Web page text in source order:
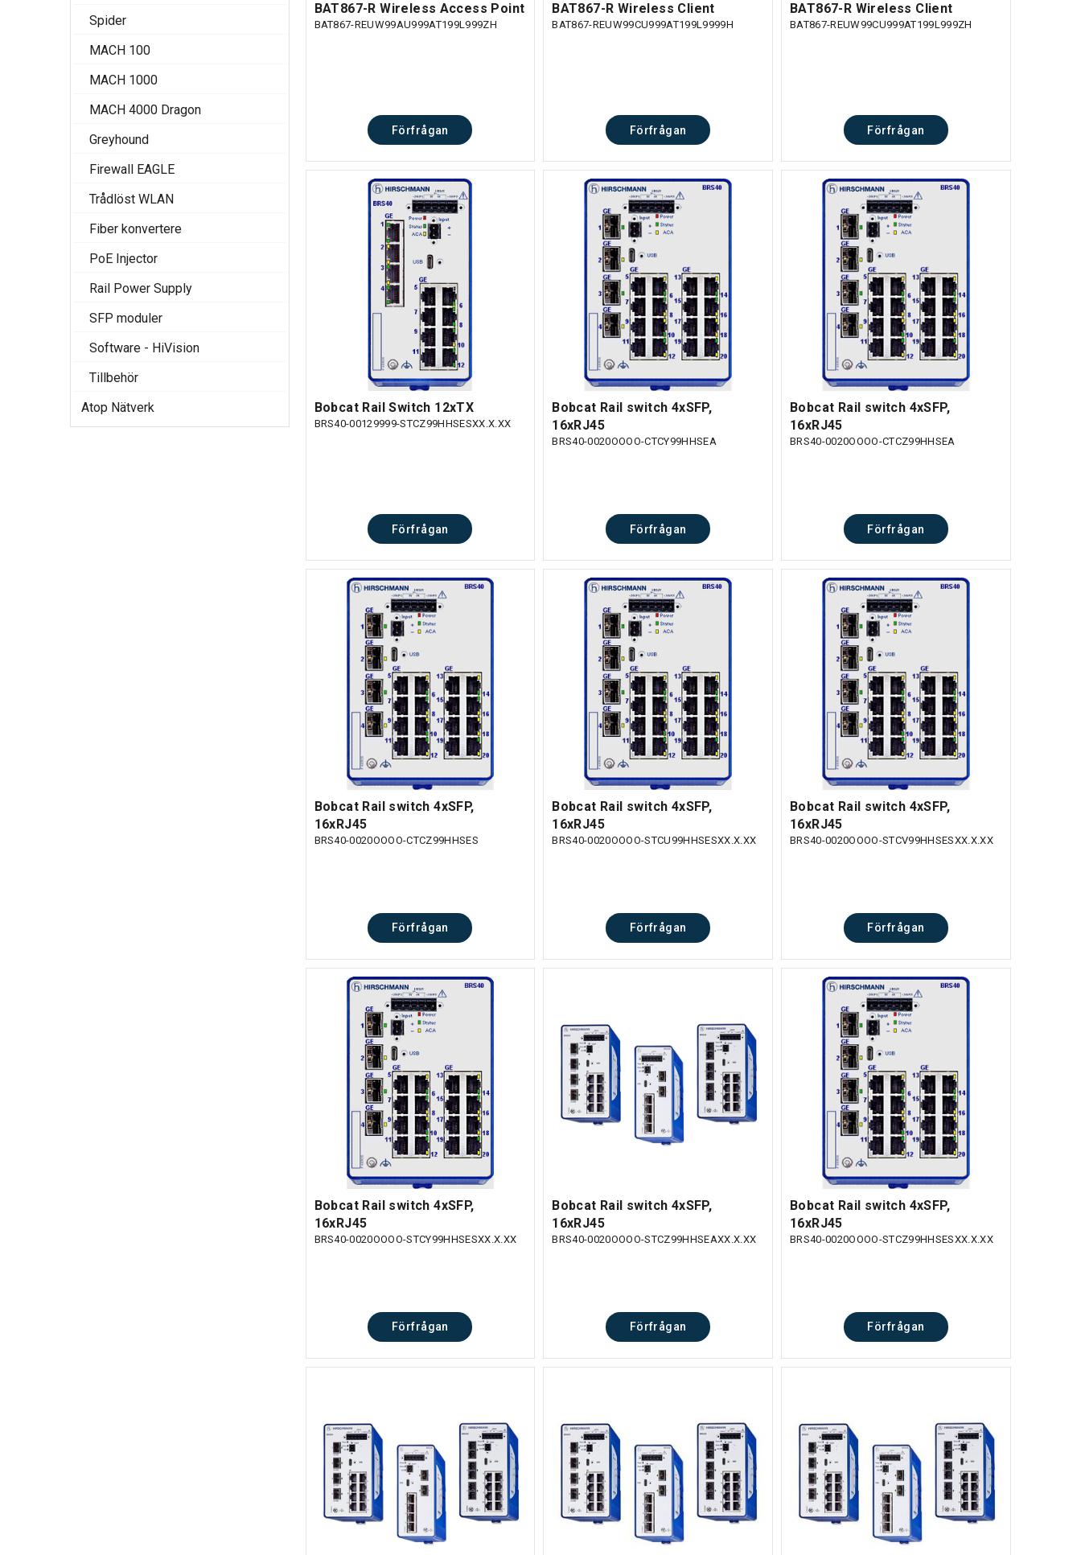
Spider
MACH 100
MACH 1000
MACH 4000 Dragon
Greyhound
Firewall EAGLE
Trådlöst WLAN
Fiber konvertere
PoE Injector
Rail Power Supply
SFP moduler
Software - HiVision
Tillbehör
Atop Nätverk
BAT867-R Wireless Access Point
BAT867-REUW99AU999AT199L999ZH
Förfrågan
BAT867-R Wireless Client
BAT867-REUW99CU999AT199L9999H
Förfrågan
BAT867-R Wireless Client
BAT867-REUW99CU999AT199L999ZH
Förfrågan
Bobcat Rail Switch 12xTX
BRS40-00129999-STCZ99HHSESXX.X.XX
Förfrågan
Bobcat Rail switch 4xSFP,
16xRJ45
BRS40-0020OOOO-CTCY99HHSEA
Förfrågan
Bobcat Rail switch 4xSFP,
16xRJ45
BRS40-0020OOOO-CTCZ99HHSEA
Förfrågan
Bobcat Rail switch 4xSFP,
16xRJ45
BRS40-0020OOOO-CTCZ99HHSES
Förfrågan
Bobcat Rail switch 4xSFP,
16xRJ45
BRS40-0020OOOO-STCU99HHSESXX.X.XX
Förfrågan
Bobcat Rail switch 4xSFP,
16xRJ45
BRS40-0020OOOO-STCV99HHSESXX.X.XX
Förfrågan
Bobcat Rail switch 4xSFP,
16xRJ45
BRS40-0020OOOO-STCY99HHSESXX.X.XX
Förfrågan
Bobcat Rail switch 4xSFP,
16xRJ45
BRS40-0020OOOO-STCZ99HHSEAXX.X.XX
Förfrågan
Bobcat Rail switch 4xSFP,
16xRJ45
BRS40-0020OOOO-STCZ99HHSESXX.X.XX
Förfrågan